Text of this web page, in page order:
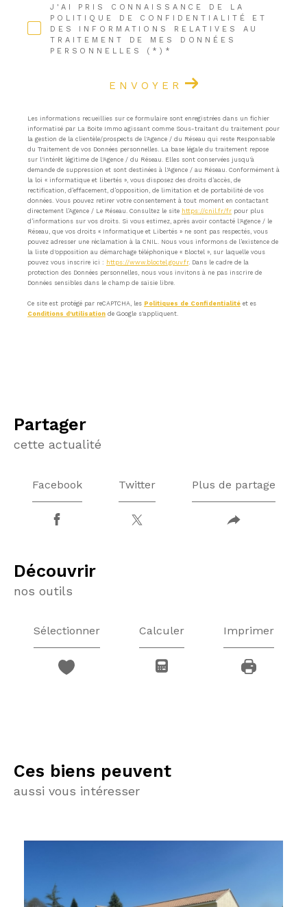
J'AI PRIS CONNAISSANCE DE LA
POLITIQUE DE CONFIDENTIALITÉ ET
DES INFORMATIONS RELATIVES AU
TRAITEMENT DE MES DONNÉES
PERSONNELLES (*)*
ENVOYER
Les informations recueillies sur ce formulaire sont enregistrées dans un fichier
informatisé par La Boite Immo agissant comme Sous-traitant du traitement pour
la gestion de la clientèle/prospects de l'Agence / du Réseau qui reste Responsable
du Traitement de vos Données personnelles. La base légale du traitement repose
sur l'intérêt légitime de l'Agence / du Réseau. Elles sont conservées jusqu'à
demande de suppression et sont destinées à l'Agence / au Réseau. Conformément à
la loi « informatique et libertés », vous disposez des droits d’accès, de
rectification, d’effacement, d’opposition, de limitation et de portabilité de vos
données. Vous pouvez retirer votre consentement à tout moment en contactant
directement l’Agence / Le Réseau. Consultez le site https://cnil.fr/fr pour plus
d’informations sur vos droits. Si vous estimez, après avoir contacté l'Agence / le
Réseau, que vos droits « Informatique et Libertés » ne sont pas respectés, vous
pouvez adresser une réclamation à la CNIL. Nous vous informons de l’existence de
la liste d'opposition au démarchage téléphonique « Bloctel », sur laquelle vous
pouvez vous inscrire ici : https://www.bloctel.gouv.fr. Dans le cadre de la
protection des Données personnelles, nous vous invitons à ne pas inscrire de
Données sensibles dans le champ de saisie libre.
Ce site est protégé par reCAPTCHA, les Politiques de Confidentialité et es
Conditions d'utilisation de Google s'appliquent.
partager
cette actualité
Facebook Twitter Plus de partage
découvrir
nos outils
Sélectionner Calculer Imprimer
Ces biens peuvent
aussi vous intéresser